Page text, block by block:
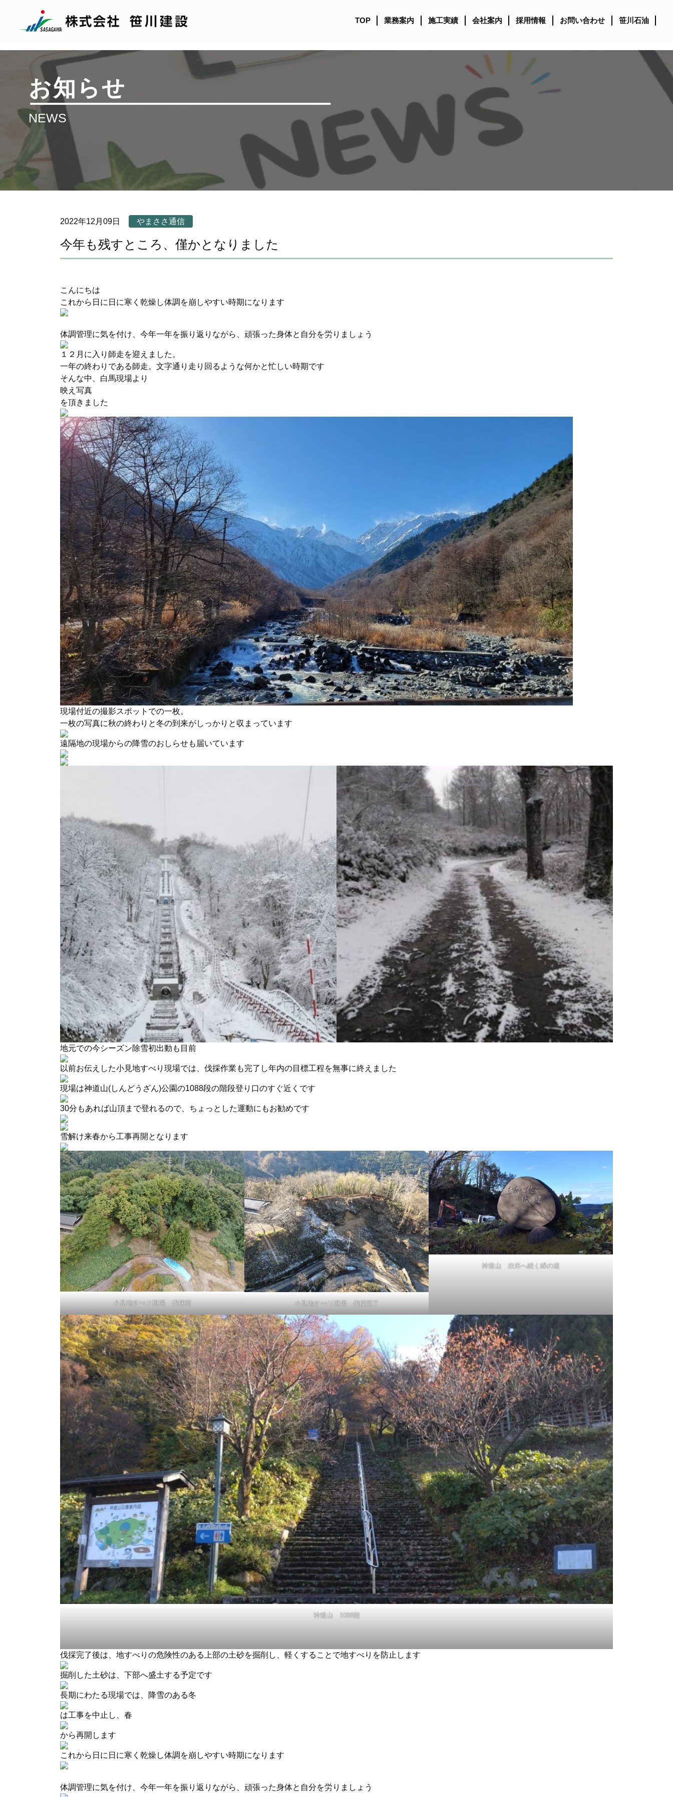
TOP 業務案内 施工実績 会社案内 採用情報 お問い合わせ 笹川石油
お知らせ
NEWS
2022年12月09日 やまささ通信
今年も残すところ、僅かとなりました
こんにちは
これから日に日に寒く乾燥し体調を崩しやすい時期になります
体調管理に気を付け、今年一年を振り返りながら、頑張った身体と自分を労りましょう
１２月に入り師走を迎えました。
一年の終わりである師走。文字通り走り回るような何かと忙しい時期です
そんな中、白馬現場より
映え写真
を頂きました
現場付近の撮影スポットでの一枚。
一枚の写真に秋の終わりと冬の到来がしっかりと収まっています
遠隔地の現場からの降雪のおしらせも届いています
地元での今シーズン除雪初出動も目前
以前お伝えした小見地すべり現場では、伐採作業も完了し年内の目標工程を無事に終えました
現場は神道山(しんどうざん)公園の1088段の階段登り口のすぐ近くです
30分もあれば山頂まで登れるので、ちょっとした運動にもお勧めです
雪解け来春から工事再開となります
小見地すべり現場 伐採前 小見地すべり現場 伐採完了
神道山 未来へ続く緑の道
神道山 1088段
伐採完了後は、地すべりの危険性のある上部の土砂を掘削し、軽くすることで地すべりを防止します
掘削した土砂は、下部へ盛土する予定です
長期にわたる現場では、降雪のある冬
は工事を中止し、春
から再開します
これから日に日に寒く乾燥し体調を崩しやすい時期になります
体調管理に気を付け、今年一年を振り返りながら、頑張った身体と自分を労りましょう